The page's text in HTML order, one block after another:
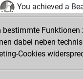
You achieved a
You created your
You created your
dabei neben
Cookies